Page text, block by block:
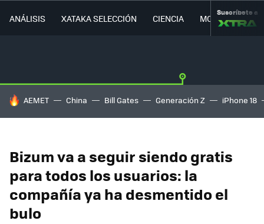
ANÁLISIS XATAKA SELECCIÓN CIENCIA MOVILIDAD
Suscríbete a
HOY SE HABLA DE
AEMET China Bill Gates Generación Z iPhone 18
Bizum va a seguir siendo gratis
para todos los usuarios: la
compañía ya ha desmentido el
bulo